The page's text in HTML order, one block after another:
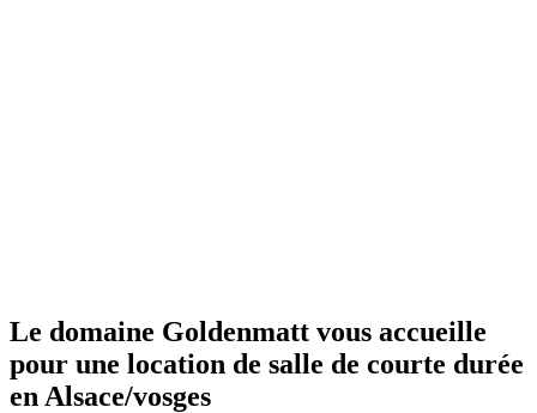
Le domaine Goldenmatt vous accueille
pour une location de salle de courte durée
en Alsace/vosges